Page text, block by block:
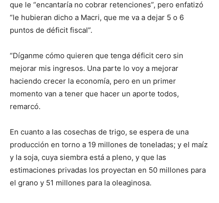
que le “encantaría no cobrar retenciones”, pero enfatizó
“le hubieran dicho a Macri, que me va a dejar 5 o 6
puntos de déficit fiscal”.
“Díganme cómo quieren que tenga déficit cero sin
mejorar mis ingresos. Una parte lo voy a mejorar
haciendo crecer la economía, pero en un primer
momento van a tener que hacer un aporte todos,
remarcó.
En cuanto a las cosechas de trigo, se espera de una
producción en torno a 19 millones de toneladas; y el maíz
y la soja, cuya siembra está a pleno, y que las
estimaciones privadas los proyectan en 50 millones para
el grano y 51 millones para la oleaginosa.